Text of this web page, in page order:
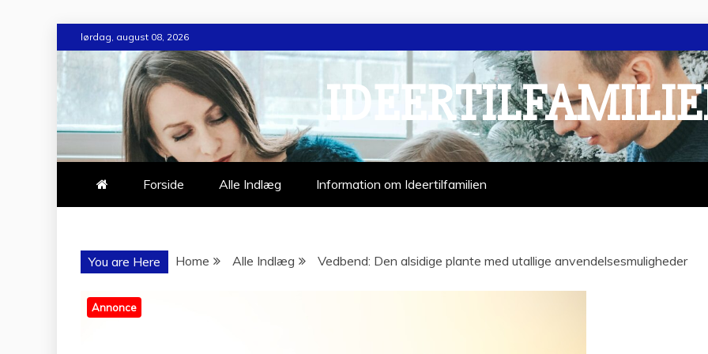
to
lørdag, august 08, 2026
Forside Alle Indlæg Information om Ideertilfamilien
You are Here Home Alle Indlæg Vedbend: Den alsidige plante med utallige anvendelsesmuligheder
Annonce